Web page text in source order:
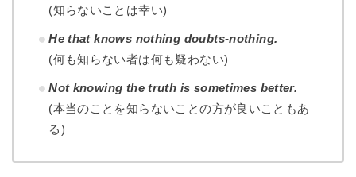
(知らないことは幸い)
He that knows nothing doubts-nothing.
(何も知らない者は何も疑わない)
Not knowing the truth is sometimes better.
(本当のことを知らないことの方が良いこともあ
る)